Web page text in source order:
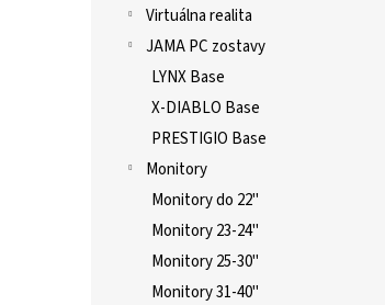
Virtuálna realita
JAMA PC zostavy
LYNX Base
X-DIABLO Base
PRESTIGIO Base
Monitory
Monitory do 22"
Monitory 23-24"
Monitory 25-30"
Monitory 31-40"